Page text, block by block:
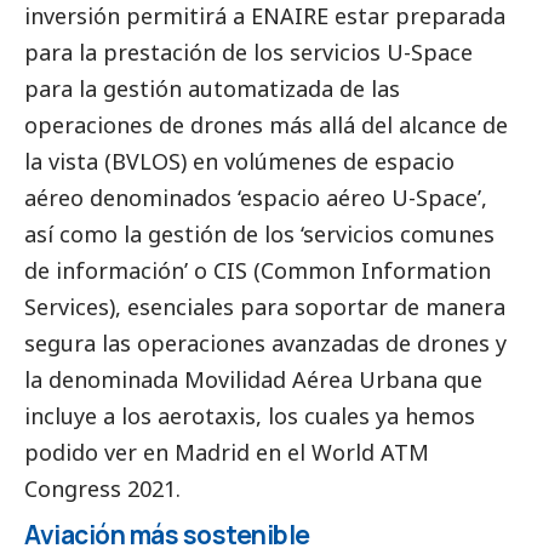
inversión permitirá a ENAIRE estar preparada
para la prestación de los servicios U-Space
para la gestión automatizada de las
operaciones de drones más allá del alcance de
la vista (BVLOS) en volúmenes de espacio
aéreo denominados ‘espacio aéreo U-Space’,
así como la gestión de los ‘servicios comunes
de información’ o CIS (Common Information
Services), esenciales para soportar de manera
segura las operaciones avanzadas de drones y
la denominada Movilidad Aérea Urbana que
incluye a los aerotaxis, los cuales ya hemos
podido ver en Madrid en el World ATM
Congress 2021.
Aviación más sostenible